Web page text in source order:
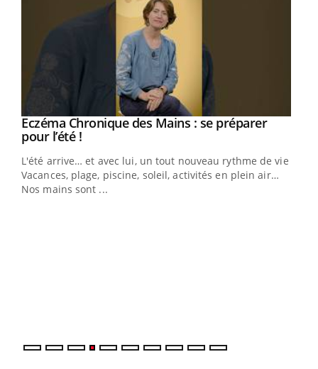
Youtube
Eczéma Chronique des Mains : se préparer
pour l’été !Youtube
L'été arrive… et avec lui, un tout nouveau rythme de vie !
Vacances, plage, piscine, soleil, activités en plein air…
Nos mains sont ...